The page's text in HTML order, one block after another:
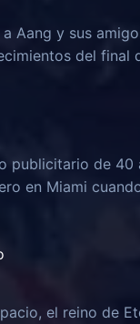
Aang y sus
del final
publicitario de 40
en Miami
el reino de